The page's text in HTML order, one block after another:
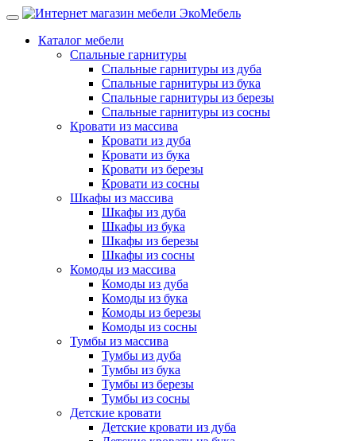
Каталог мебели
Спальные гарнитуры
Спальные гарнитуры из дуба
Спальные гарнитуры из бука
Спальные гарнитуры из березы
Спальные гарнитуры из сосны
Кровати из массива
Кровати из дуба
Кровати из бука
Кровати из березы
Кровати из сосны
Шкафы из массива
Шкафы из дуба
Шкафы из бука
Шкафы из березы
Шкафы из сосны
Комоды из массива
Комоды из дуба
Комоды из бука
Комоды из березы
Комоды из сосны
Тумбы из массива
Тумбы из дуба
Тумбы из бука
Тумбы из березы
Тумбы из сосны
Детские кровати
Детские кровати из дуба